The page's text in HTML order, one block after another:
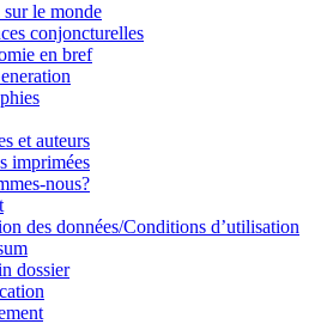
sur le monde
conjoncturelles
en bref
et auteurs
imprimées
nous?
des données/Conditions d’utilisation
dossier